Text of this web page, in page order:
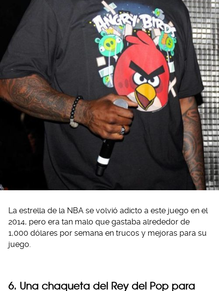
La estrella de la NBA se volvió adicto a este juego en el
2014, pero era tan malo que gastaba alrededor de
1,000 dólares por semana en trucos y mejoras para su
juego.
6. Una chaqueta del Rey del Pop para